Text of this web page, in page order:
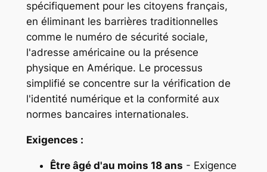
spécifiquement pour les citoyens français,
en éliminant les barrières traditionnelles
comme le numéro de sécurité sociale,
l'adresse américaine ou la présence
physique en Amérique. Le processus
simplifié se concentre sur la vérification de
l'identité numérique et la conformité aux
normes bancaires internationales.
Exigences :
Être âgé d'au moins 18 ans - Exigence